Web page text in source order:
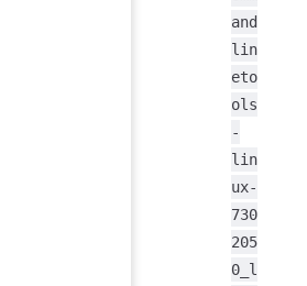
and
lin
eto
ols
-
lin
ux-
730
205
0_l